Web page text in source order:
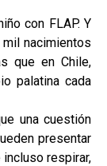
con FLAP. Y
nacimientos
que en Chile,
palatina cada
una cuestión
presentar
incluso respirar,